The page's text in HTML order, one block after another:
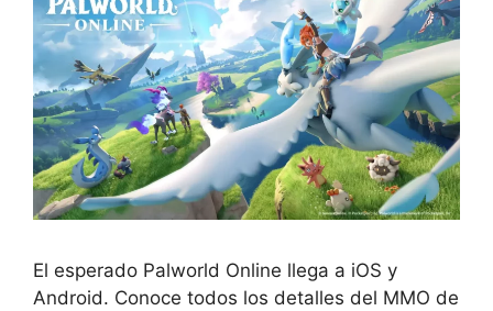
El esperado Palworld Online llega a iOS y
Android. Conoce todos los detalles del MMO de